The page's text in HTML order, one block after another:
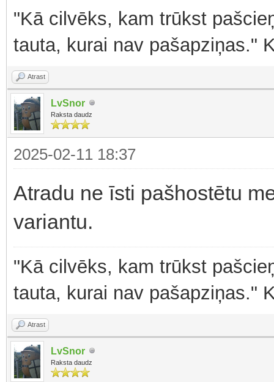
"Kā cilvēks, kam trūkst
tauta, kurai nav pašapziņas."
Atrast
LvSnor
Raksta daudz
2025-02-11 18:37
Atradu ne īsti pašhostētu
variantu.
"Kā cilvēks, kam trūkst
tauta, kurai nav pašapziņas."
Atrast
LvSnor
Raksta daudz